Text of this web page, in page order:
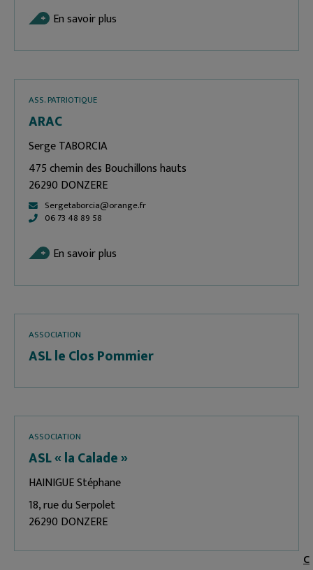
C
En savoir plus
ASS. PATRIOTIQUE
ARAC
Serge TABORCIA
475 chemin des Bouchillons hauts
26290 DONZERE
Sergetaborcia@orange.fr
06 73 48 89 58
En savoir plus
ASSOCIATION
ASL le Clos Pommier
ASSOCIATION
ASL « la Calade »
HAINIGUE Stéphane
18, rue du Serpolet
26290 DONZERE